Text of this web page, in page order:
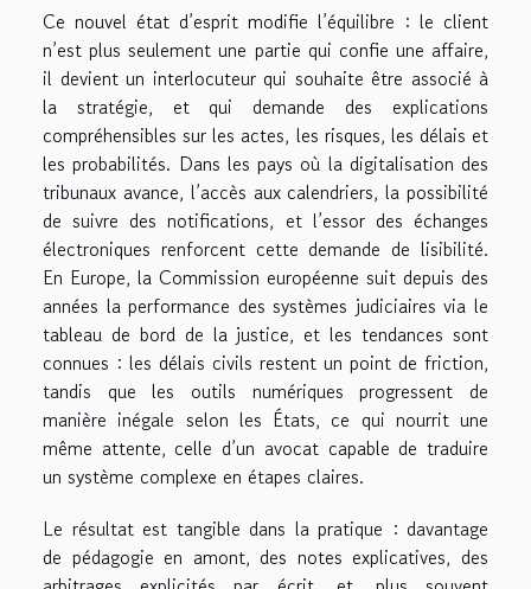
Ce nouvel état d’esprit modifie l’équilibre : le client
n’est plus seulement une partie qui confie une affaire,
il devient un interlocuteur qui souhaite être associé à
la stratégie, et qui demande des explications
compréhensibles sur les actes, les risques, les délais et
les probabilités. Dans les pays où la digitalisation des
tribunaux avance, l’accès aux calendriers, la possibilité
de suivre des notifications, et l’essor des échanges
électroniques renforcent cette demande de lisibilité.
En Europe, la Commission européenne suit depuis des
années la performance des systèmes judiciaires via le
tableau de bord de la justice, et les tendances sont
connues : les délais civils restent un point de friction,
tandis que les outils numériques progressent de
manière inégale selon les États, ce qui nourrit une
même attente, celle d’un avocat capable de traduire
un système complexe en étapes claires.
Le résultat est tangible dans la pratique : davantage
de pédagogie en amont, des notes explicatives, des